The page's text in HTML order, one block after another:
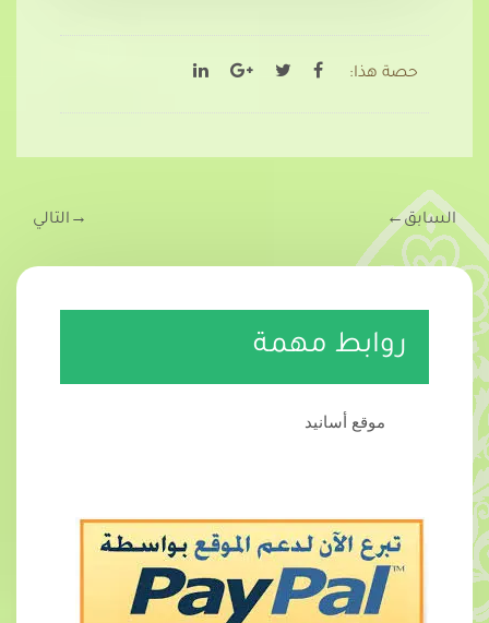
حصة هذا:
السابق←
→ التالي
روابط مهمة
موقع أسانيد